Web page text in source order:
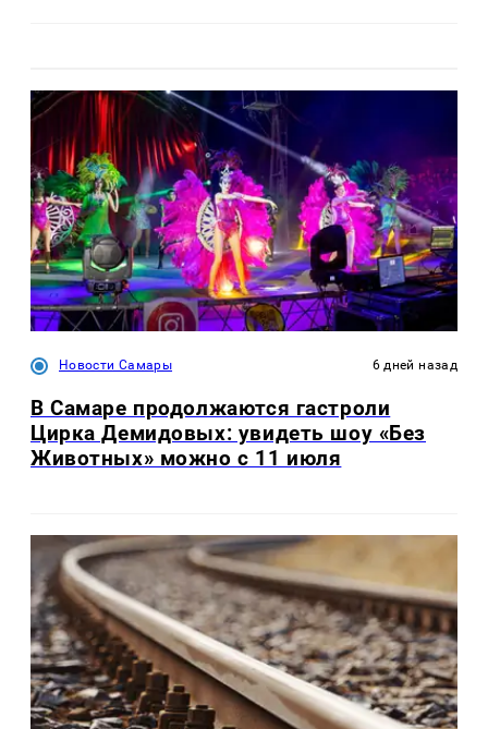
Новости Самары 6 дней назад
В Самаре продолжаются гастроли
Цирка Демидовых: увидеть шоу «Без
Животных» можно с 11 июля